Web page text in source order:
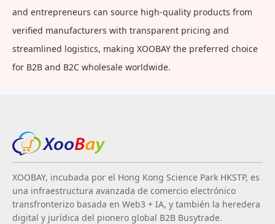
and entrepreneurs can source high-quality products from
verified manufacturers with transparent pricing and
streamlined logistics, making XOOBAY the preferred choice
for B2B and B2C wholesale worldwide.
XOOBAY, incubada por el Hong Kong Science Park HKSTP, es
una infraestructura avanzada de comercio electrónico
transfronterizo basada en Web3 + IA, y también la heredera
digital y jurídica del pionero global B2B Busytrade.